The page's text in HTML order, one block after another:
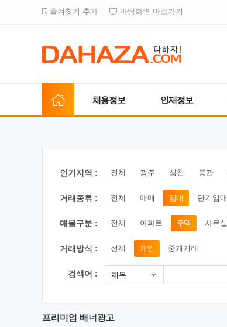
즐겨찾기 추가 바탕화면 바로가기
채용정보 인재정보
인기지역 : 전체 광주 심천 동관
거래종류 : 전체 매매 임대 단기임대
매물구분 : 전체 아파트 주택 사무실
거래방식 : 전체 개인 중개거래
검색어 : 제목
프리미엄 배너광고